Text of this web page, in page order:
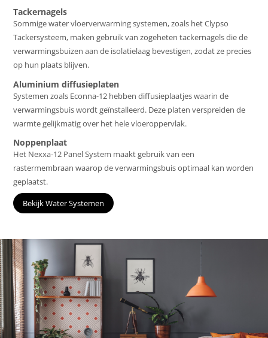
Tackernagels
Sommige water vloerverwarming systemen, zoals het Clypso
Tackersysteem, maken gebruik van zogeheten tackernagels die de
verwarmingsbuizen aan de isolatielaag bevestigen, zodat ze precies
op hun plaats blijven.
Aluminium diffusieplaten
Systemen zoals Econna-12 hebben diffusieplaatjes waarin de
verwarmingsbuis wordt geïnstalleerd. Deze platen verspreiden de
warmte gelijkmatig over het hele vloeroppervlak.
Noppenplaat
Het Nexxa-12 Panel System maakt gebruik van een
rastermembraan waarop de verwarmingsbuis optimaal kan worden
geplaatst.
Bekijk Water Systemen